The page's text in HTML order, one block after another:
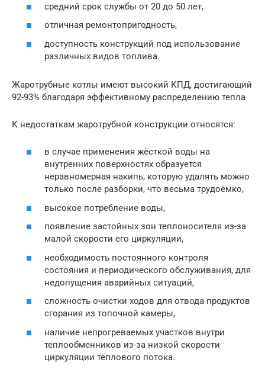
средний срок службы от 20 до 50 лет,
отличная ремонтопригодность,
доступность конструкций под использование
различных видов топлива.
Жаротрубные котлы имеют высокий КПД, достигающий
92-93% благодаря эффективному распределению тепла
К недостаткам жаротрубной конструкции относятся:
в случае применения жёсткой воды на
внутренних поверхностях образуется
неравномерная накипь, которую удалять можно
только после разборки, что весьма трудоёмко,
высокое потребление воды,
появление застойных зон теплоносителя из-за
малой скорости его циркуляции,
необходимость постоянного контроля
состояния и периодического обслуживания, для
недопущения аварийных ситуаций,
сложность очистки ходов для отвода продуктов
сгорания из топочной камеры,
наличие непрогреваемых участков внутри
теплообменников из-за низкой скорости
циркуляции теплового потока.